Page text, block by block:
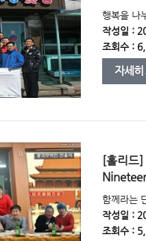
행복을 나
작성일 :
조회수 :
자세히
[홀리드
함께라는
작성일 :
조회수 :